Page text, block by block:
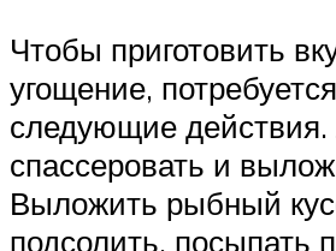
Чтобы приготовить
угощение,
следующие действия.
спассеровать и
Выложить рыбный
подсолить, посыпать